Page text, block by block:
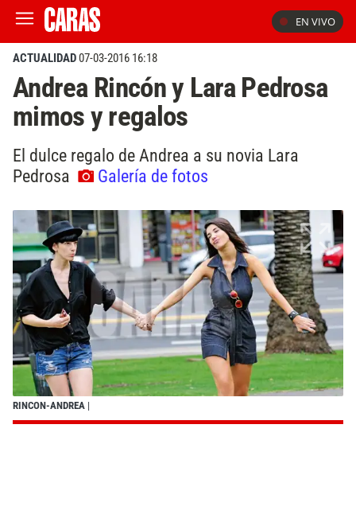
EN VIVO
ACTUALIDAD07-03-2016 16:18
Andrea Rincón y Lara Pedrosa
mimos y regalos
El dulce regalo de Andrea a su novia Lara
Pedrosa
Galería de fotos
RINCON-ANDREA |